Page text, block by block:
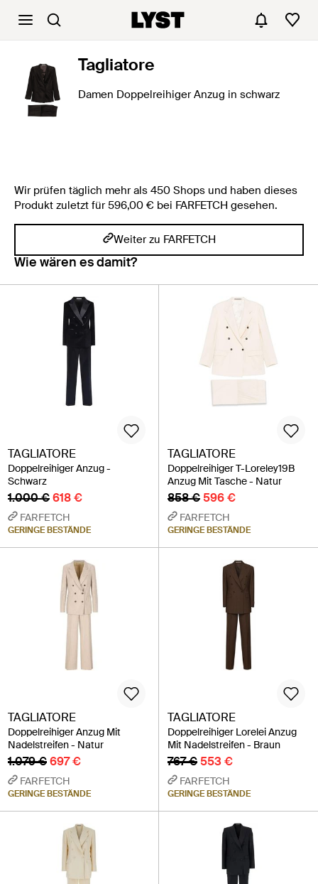
Tagliatore
Damen Doppelreihiger Anzug in schwarz
Wir prüfen täglich mehr als 450 Shops und haben dieses
Produkt zuletzt für 596,00 € bei FARFETCH gesehen.
Weiter zu FARFETCH
Wie wären es damit?
TAGLIATORE
Doppelreihiger Anzug -
Schwarz
1.000 €618 €
FARFETCH
GERINGE BESTÄNDE
TAGLIATORE
Doppelreihiger T-Loreley19B
Anzug Mit Tasche - Natur
858 €596 €
FARFETCH
GERINGE BESTÄNDE
TAGLIATORE
Doppelreihiger Anzug Mit
Nadelstreifen - Natur
1.079 €697 €
FARFETCH
GERINGE BESTÄNDE
TAGLIATORE
Doppelreihiger Lorelei Anzug
Mit Nadelstreifen - Braun
767 €553 €
FARFETCH
GERINGE BESTÄNDE